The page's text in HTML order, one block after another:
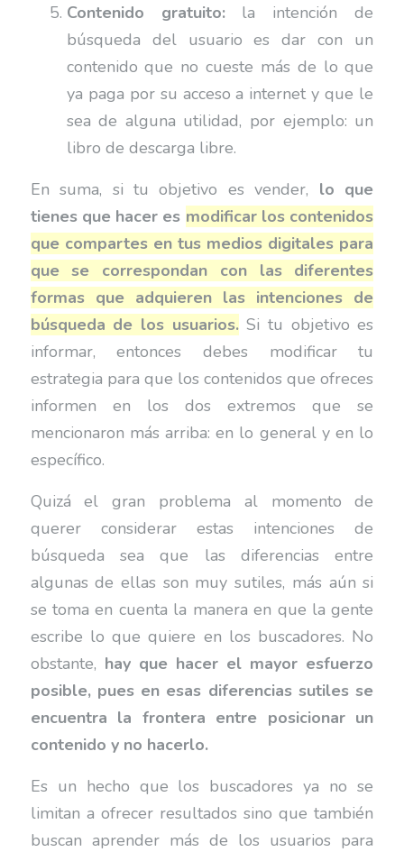
Contenido gratuito:la intención de
búsqueda del usuario es dar con un
contenido que no cueste más de lo que
ya paga por su acceso a internet y que le
sea de alguna utilidad, por ejemplo: un
libro de descarga libre.
En suma, si tu objetivo es vender, lo que
tienes que hacer es modificar los contenidos
que compartes en tus medios digitales para
que se correspondan con las diferentes
formas que adquieren las intenciones de
búsqueda de los usuarios.Si tu objetivo es
informar, entonces debes modificar tu
estrategia para que los contenidos que ofreces
informen en los dos extremos que se
mencionaron más arriba: en lo general y en lo
específico.
Quizá el gran problema al momento de
querer considerar estas intenciones de
búsqueda sea que las diferencias entre
algunas de ellas son muy sutiles, más aún si
se toma en cuenta la manera en que la gente
escribe lo que quiere en los buscadores. No
obstante, hay que hacer el mayor esfuerzo
posible, pues en esas diferencias sutiles se
encuentra la frontera entre posicionar un
contenido y no hacerlo.
Es un hecho que los buscadores ya no se
limitan a ofrecer resultados sino que también
buscan aprender más de los usuarios para